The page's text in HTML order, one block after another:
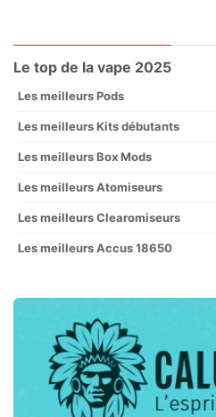
Le top de la vape 2025
Les meilleurs Pods
Les meilleurs Kits débutants
Les meilleurs Box Mods
Les meilleurs Atomiseurs
Les meilleurs Clearomiseurs
Les meilleurs Accus 18650